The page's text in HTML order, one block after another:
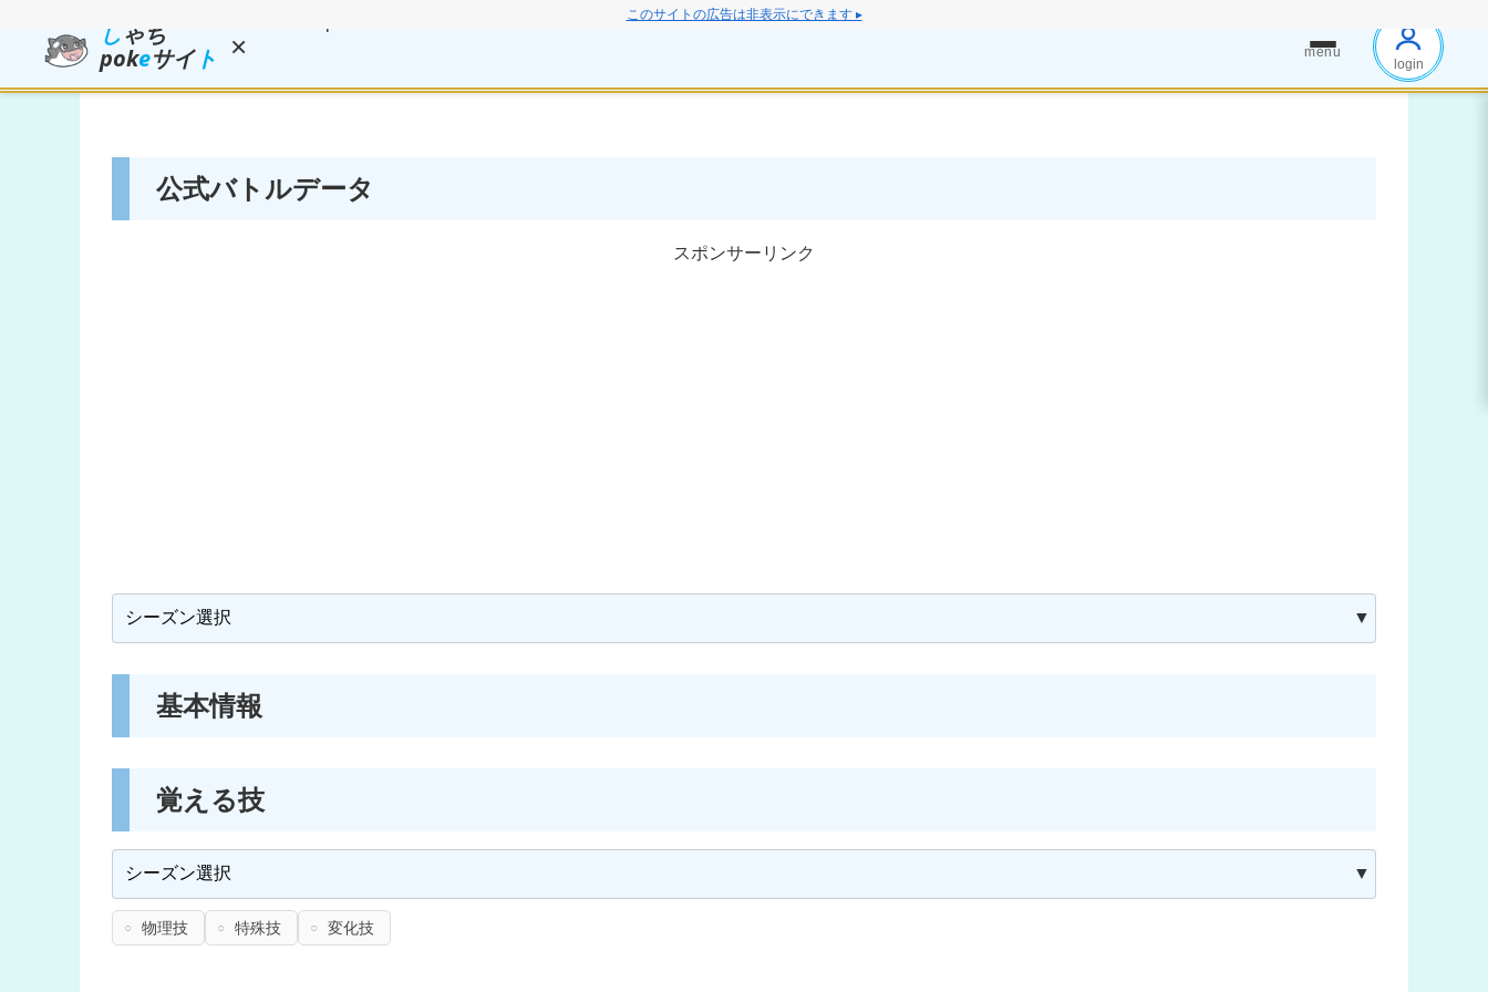
このサイトの広告は非表示にできます ▸
しゃち
pokeサイト × menu
login
公式バトルデータ
スポンサーリンク
基本情報
覚える技
物理技 特殊技 変化技